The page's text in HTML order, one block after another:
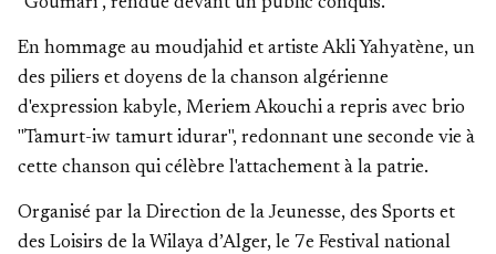
"Goumari", rendue devant un public conquis.
En hommage au moudjahid et artiste Akli Yahyatène, un
des piliers et doyens de la chanson algérienne
d'expression kabyle, Meriem Akouchi a repris avec brio
"Tamurt-iw tamurt idurar", redonnant une seconde vie à
cette chanson qui célèbre l'attachement à la patrie.
Organisé par la Direction de la Jeunesse, des Sports et
des Loisirs de la Wilaya d’Alger, le 7e Festival national